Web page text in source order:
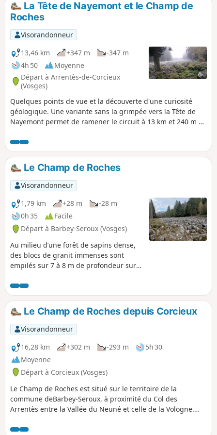
p
La Tête de Nayemont et le Champ de
Roches
Visorandonneur
13,46 km
+347 m
-347 m
4h 50
Moyenne
Départ à Arrentès-de-Corcieux
(Vosges)
Quelques points de vue et la découverte d'une curiosité
géologique. Une variante sans la grimpée vers la Tête de
Nayemont permet de ramener le circuit à 13 km et 240 m de
commentaires reçus, le tracé de cette randonnée a été
modifié afin d'éviter les chemins disparus dans la
végétation. Cette randonnée comprend une partie
goudronnée en début et fin de circuit, ainsi que quelques
routes forestières qui ne peuvent être évitées.
Le Champ de Roches
Visorandonneur
1,79 km
+28 m
-28 m
0h 35
Facile
Départ à Barbey-Seroux (Vosges)
Au milieu d’une forêt de sapins dense,
des blocs de granit immenses sont
empilés sur 7 à 8 m de profondeur sur
large. Le Champ de Roches de Barbey-
Seroux reste une énigme pour les
scientifiques. Un sentier découverte
balisé d'un kilomètre permet de
découvrir cet étonnant chaos rocheux.
Balade facile et plaisante pour de
jeunes enfants.
Le Champ de Roches depuis Corcieux
Visorandonneur
16,28 km
+302 m -293 m
5h 30
Moyenne
Départ à Corcieux (Vosges)
Le Champ de Roches est situé sur le territoire de la
commune deBarbey-Seroux, à proximité du Col des
Arrentès entre la Vallée du Neuné et celle de la Vologne.
résineux sur 400 m de long et 40 m de large, l’existence